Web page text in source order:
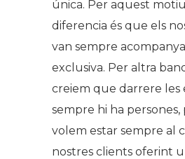
única. Per aquest
diferencia és que els
van sempre
exclusiva. Per altra
creiem que darrere les
sempre hi ha persones,
volem estar sempre al
nostres clients oferint